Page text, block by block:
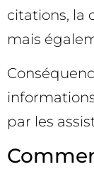
citations, la
mais
par les